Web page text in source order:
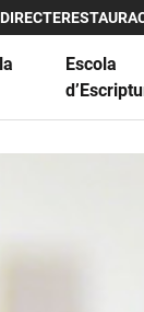
Escola